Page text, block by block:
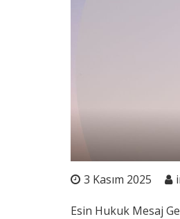
3 Kasım 2025
Esin Hukuk Mesaj